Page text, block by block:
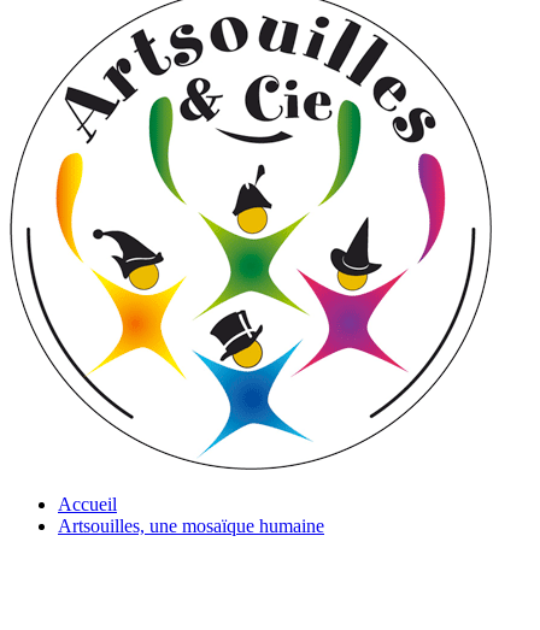
Accueil
Artsouilles, une mosaïque humaine